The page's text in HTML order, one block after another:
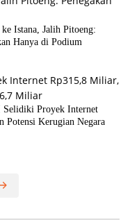
Istana, Jalih Pitoeng:
Hanya di Podium
Proyek Internet
Potensi Kerugian Negara